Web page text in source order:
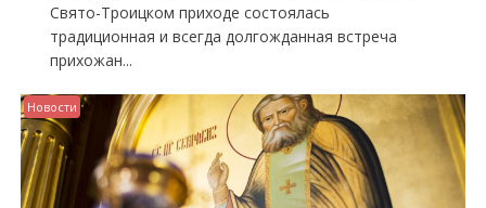
Свято-Троицком приходе состоялась
традиционная и всегда долгожданная встреча
прихожан...
Новости